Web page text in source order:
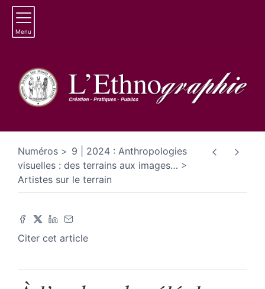
Menu
Numéros
9 | 2024 : Anthropologies
visuelles : des terrains aux images…
Artistes sur le terrain
Citer cet article